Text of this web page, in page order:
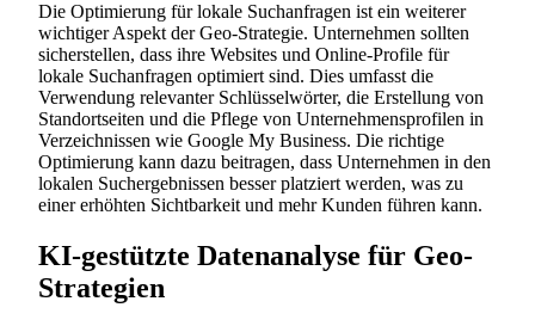
Die Optimierung für lokale Suchanfragen ist ein weiterer
wichtiger Aspekt der Geo-Strategie. Unternehmen sollten
sicherstellen, dass ihre Websites und Online-Profile für
lokale Suchanfragen optimiert sind. Dies umfasst die
Verwendung relevanter Schlüsselwörter, die Erstellung von
Standortseiten und die Pflege von Unternehmensprofilen in
Verzeichnissen wie Google My Business. Die richtige
Optimierung kann dazu beitragen, dass Unternehmen in den
lokalen Suchergebnissen besser platziert werden, was zu
einer erhöhten Sichtbarkeit und mehr Kunden führen kann.
KI-gestützte Datenanalyse für Geo-
Strategien